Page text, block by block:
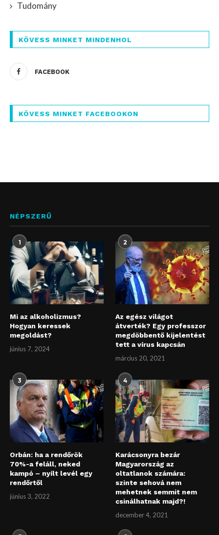
Tudomány
KÖVESS MINKET MINDENHOL
FACEBOOK
KÖVESS MINKET FACEBOOKON
NÉPSZERŰ
1
Mi az alkoholizmus?
Hogyan keressek
megoldást?
június 7, 2024
2
Az egész világot
átverték? Egy professzor
megdöbbentő kijelentést
tett a vírus kapcsán
március 20, 2021
3
Orbán: ha a rendőrök
70%-a feláll, neked
kampó – nyílt levél egy
rendőrtől
június 3, 2022
4
Karácsonyra bezár
Magyarország az
oltatlanok számára:
szinte sehová nem
mehetnek semmit nem
csinálhatnak majd?!
december 4, 2021